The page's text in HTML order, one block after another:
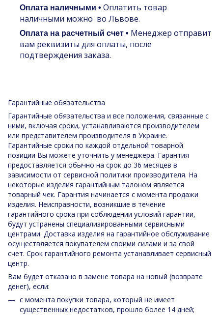
Оплата наличными • Оплатить товар
наличными можно во Львове.
Оплата на расчетный счет • Менеджер отправит
вам реквизиты для оплаты, после
подтверждения заказа.
Гарантийные обязательства
Гарантийные обязательства и все положения, связанные с
ними, включая сроки, устанавливаются производителем
или представителем производителя в Украине.
Гарантийные сроки по каждой отдельной товарной
позиции Вы можете уточнить у менеджера. Гарантия
предоставляется обычно на срок до 36 месяцев в
зависимости от сервисной политики производителя. На
некоторые изделия гарантийным талоном является
товарный чек. Гарантия начинается с момента продажи
изделия. Неисправности, возникшие в течение
гарантийного срока при соблюдении условий гарантии,
будут устранены специализированными сервисными
центрами. Доставка изделия на гарантийное обслуживание
осуществляется покупателем своими силами и за свой
счет. Срок гарантийного ремонта устанавливает сервисный
центр.
Вам будет отказано в замене товара на новый (возврате
денег), если:
с момента покупки товара, который не имеет
существенных недостатков, прошло более 14 дней;